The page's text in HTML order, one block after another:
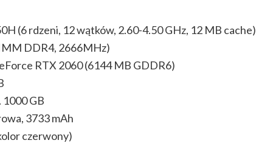
(6 rdzeni, 12 wątków, 2.60-4.50 GHz, 12 MB cache)
DDR4, 2666MHz)
RTX 2060 (6144 MB GDDR6)
1000 GB
3733 mAh
czerwony)